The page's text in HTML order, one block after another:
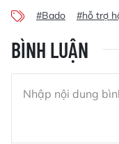
#Bado #hỗ trợ
BÌNH LUẬN